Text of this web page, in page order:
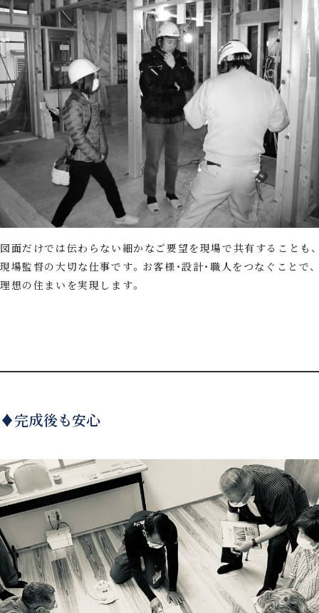
図面だけでは伝わらない細かなご要望を現場で共有することも、
現場監督の大切な仕事です。お客様・設計・職人をつなぐことで、
理想の住まいを実現します。
♦完成後も安心